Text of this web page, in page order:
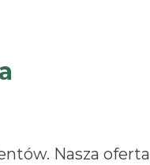
Nasza oferta